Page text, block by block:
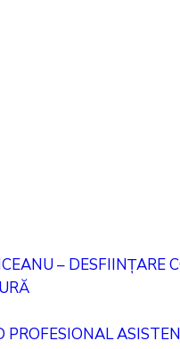
– DESFIINȚARE
PROFESIONAL